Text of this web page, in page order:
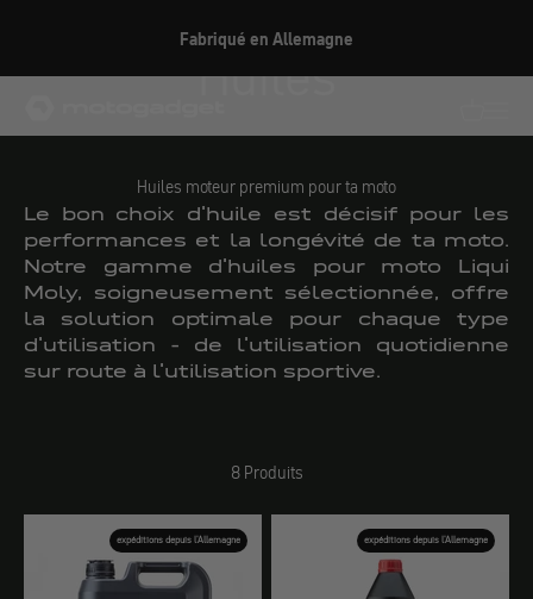
Fabriqué en Allemagne
Huiles
Huiles moteur premium pour ta moto
Le bon choix d'huile est décisif pour les
performances et la longévité de ta moto.
Notre gamme d'huiles pour moto Liqui
Moly, soigneusement sélectionnée, offre
la solution optimale pour chaque type
d'utilisation - de l'utilisation quotidienne
sur route à l'utilisation sportive.
8 Produits
expéditions depuis l'Allemagne expéditions depuis l'Allemagne